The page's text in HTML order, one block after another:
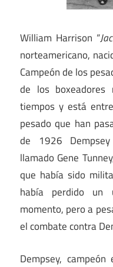
William Harrison “
norteamericano,
Campeón de los
de los boxeadores
tiempos y está
pesado que han
de 1926
llamado Gene
que había sido
había perdido un
momento, pero a
el combate contra
Dempsey,